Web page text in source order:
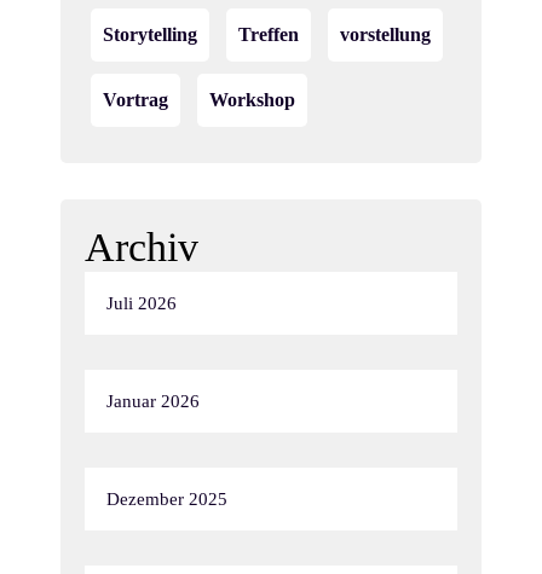
Storytelling Treffen vorstellung
Vortrag Workshop
Archiv
Juli 2026
Januar 2026
Dezember 2025